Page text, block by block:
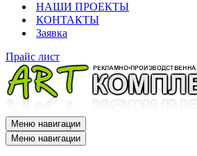
НАШИ ПРОЕКТЫ
КОНТАКТЫ
Заявка
Прайс лист
Меню навигации
Меню навигации